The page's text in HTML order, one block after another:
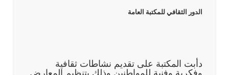
الدور الثقافي للمكتبة العامة
دأبت المكتبة على تقديم نشاطات ثقافية
وفكرية وفنية للمواطنين وذلك بتنظيم المعارض